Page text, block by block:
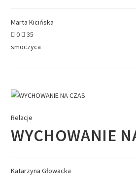
Marta Kicińska
0
35
smoczyca
Relacje
WYCHOWANIE
Katarzyna Głowacka